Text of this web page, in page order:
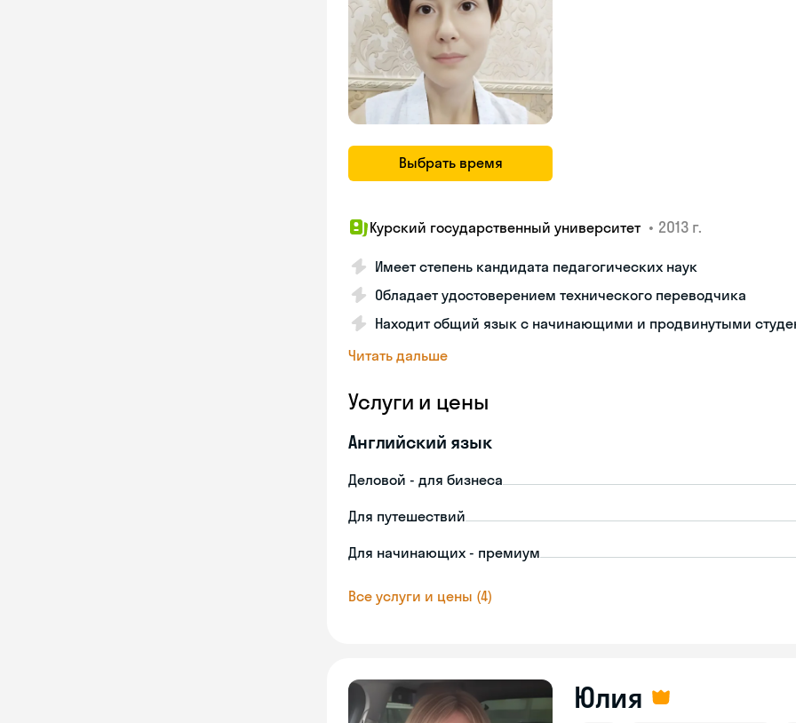
Выбрать время
Курский государственный университет • 2013 г.
Имеет степень кандидата педагогических наук
Обладает удостоверением технического переводчика
Находит общий язык с начинающими и продвинутыми
Читать дальше
Услуги и цены
Английский язык
Деловой - для бизнеса
Для путешествий
Для начинающих - премиум
Все услуги и цены (4)
Юлия